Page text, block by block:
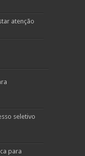
atenção
seletivo
para